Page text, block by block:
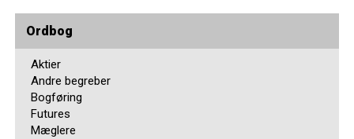
Ordbog
Aktier
Andre begreber
Bogføring
Futures
Mæglere